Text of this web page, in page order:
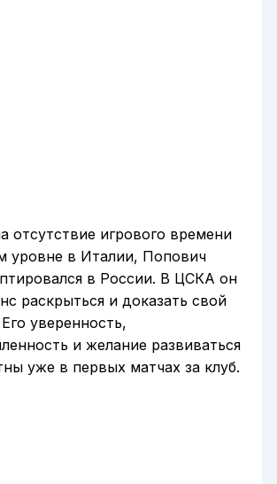
отсутствие игрового времени
уровне в Италии, Попович
в России. В ЦСКА он
раскрыться и доказать свой
уверенность,
и желание развиваться
уже в первых матчах за клуб.